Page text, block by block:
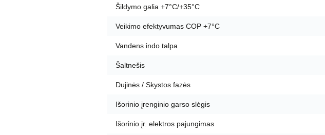
Šildymo galia +7°C/+35°C
Veikimo efektyvumas COP +7°C
Vandens indo talpa
Šaltnešis
Dujinės / Skystos fazės
Išorinio įrenginio garso slėgis
Išorinio įr. elektros pajungimas